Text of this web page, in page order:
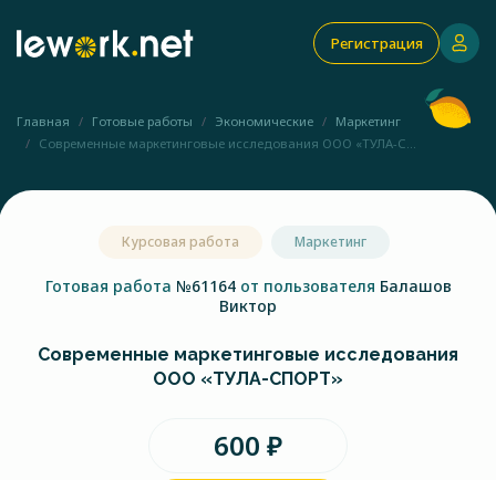
Регистрация
Главная Готовые работы Экономические
Маркетинг
Современные маркетинговые исследования ООО «ТУЛА-С...
Курсовая работа Маркетинг
Готовая работа №61164 от пользователя Балашов
Виктор
Современные маркетинговые исследования
ООО «ТУЛА-СПОРТ»
600 ₽